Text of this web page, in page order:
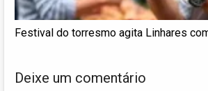
Festival do torresmo agita Linhares
Deixe um comentário